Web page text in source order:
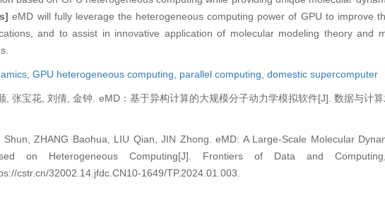
eMD will fully leverage the heterogeneous computing power of GPU to improve
and to assist in innovative application of molecular modeling theory and
GPU heterogeneous computing, parallel computing, domestic supercomputer
, 张宝花, 刘倩, 金钟. eMD：基于异构计算的大规模分子动力学模拟软件[J]. 数据与计
Shun, ZHANG Baohua, LIU Qian, JIN Zhong. eMD: A Large-Scale Molecular
on Heterogeneous Computing[J]. Frontiers of Data and
cstr.cn/32002.14.jfdc.CN10-1649/TP.2024.01.003.